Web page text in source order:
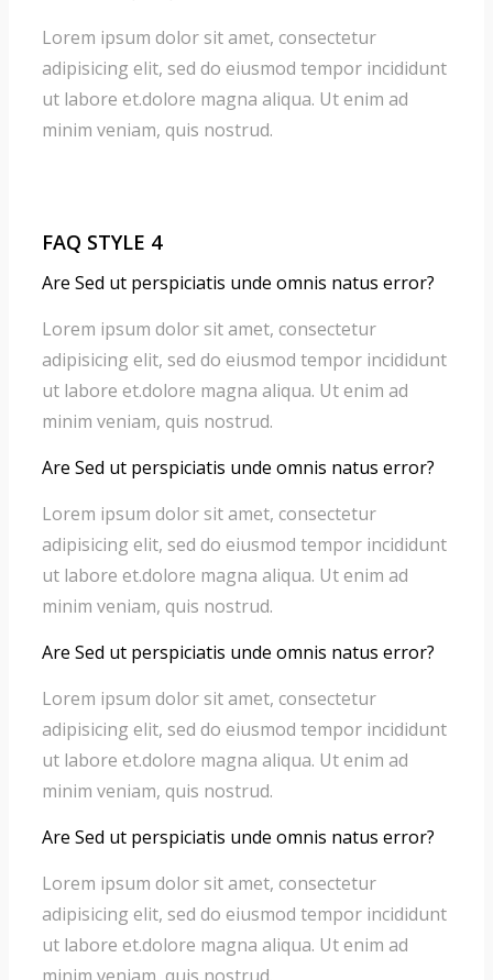
Lorem ipsum dolor sit amet, consectetur
adipisicing elit, sed do eiusmod tempor incididunt
ut labore et.dolore magna aliqua. Ut enim ad
minim veniam, quis nostrud.
FAQ STYLE 4
Are Sed ut perspiciatis unde omnis natus error?
Lorem ipsum dolor sit amet, consectetur
adipisicing elit, sed do eiusmod tempor incididunt
ut labore et.dolore magna aliqua. Ut enim ad
minim veniam, quis nostrud.
Are Sed ut perspiciatis unde omnis natus error?
Lorem ipsum dolor sit amet, consectetur
adipisicing elit, sed do eiusmod tempor incididunt
ut labore et.dolore magna aliqua. Ut enim ad
minim veniam, quis nostrud.
Are Sed ut perspiciatis unde omnis natus error?
Lorem ipsum dolor sit amet, consectetur
adipisicing elit, sed do eiusmod tempor incididunt
ut labore et.dolore magna aliqua. Ut enim ad
minim veniam, quis nostrud.
Are Sed ut perspiciatis unde omnis natus error?
Lorem ipsum dolor sit amet, consectetur
adipisicing elit, sed do eiusmod tempor incididunt
ut labore et.dolore magna aliqua. Ut enim ad